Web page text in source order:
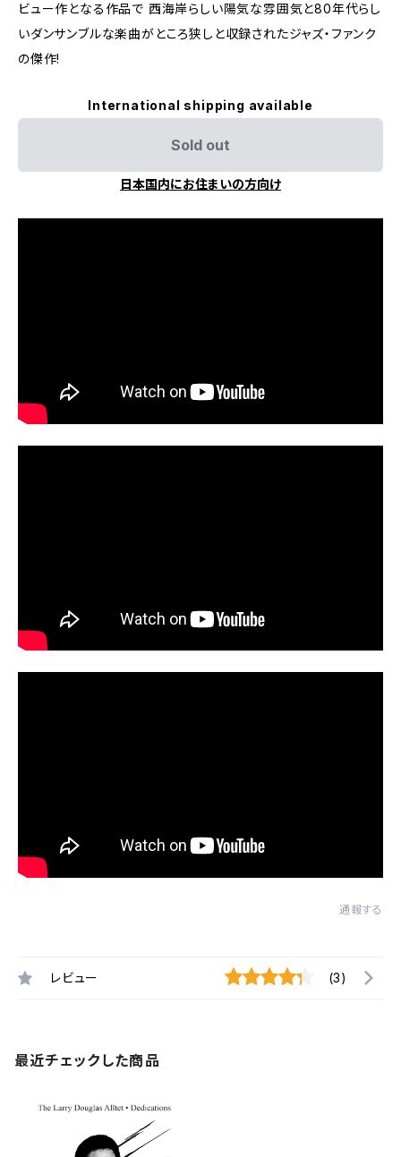
ビュー作となる作品で 西海岸らしい陽気な雰囲気と80年代らし
いダンサンブルな楽曲がところ狭しと収録されたジャズ・ファンク
の傑作!
International shipping available
Sold out
日本国内にお住まいの方向け
通報する
レビュー (3)
最近チェックした商品